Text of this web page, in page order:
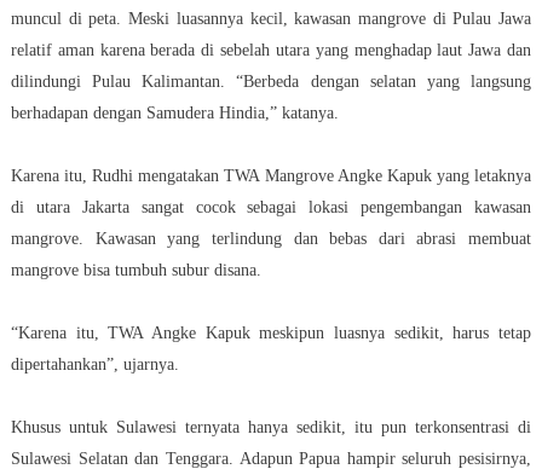
muncul di peta. Meski luasannya kecil, kawasan mangrove di Pulau Jawa
relatif aman karena berada di sebelah utara yang menghadap laut Jawa dan
dilindungi Pulau Kalimantan. “Berbeda dengan selatan yang langsung
berhadapan dengan Samudera Hindia,” katanya.
Karena itu, Rudhi mengatakan TWA Mangrove Angke Kapuk yang letaknya
di utara Jakarta sangat cocok sebagai lokasi pengembangan kawasan
mangrove. Kawasan yang terlindung dan bebas dari abrasi membuat
mangrove bisa tumbuh subur disana.
“Karena itu, TWA Angke Kapuk meskipun luasnya sedikit, harus tetap
dipertahankan”, ujarnya.
Khusus untuk Sulawesi ternyata hanya sedikit, itu pun terkonsentrasi di
Sulawesi Selatan dan Tenggara. Adapun Papua hampir seluruh pesisirnya,